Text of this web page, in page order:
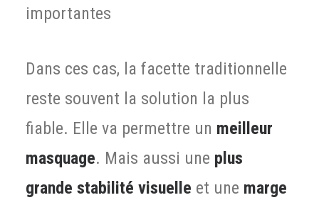
importantes
Dans ces cas, la facette traditionnelle
reste souvent la solution la plus
fiable. Elle va permettre un meilleur
masquage. Mais aussi une plus
grande stabilité visuelle et une marge